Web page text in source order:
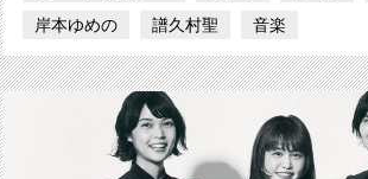
岸本ゆめの
譜久村聖 音楽
【ch1】声優アイドルユニット i☆Ris